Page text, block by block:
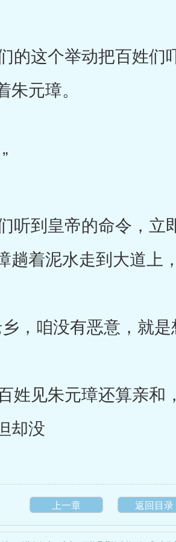
的这个举动把百姓们
元璋。
听到皇帝的命令，立
趟着泥水走到大道上
，咱没有恶意，就
姓见朱元璋还算亲和
却没
上一章 返回目录